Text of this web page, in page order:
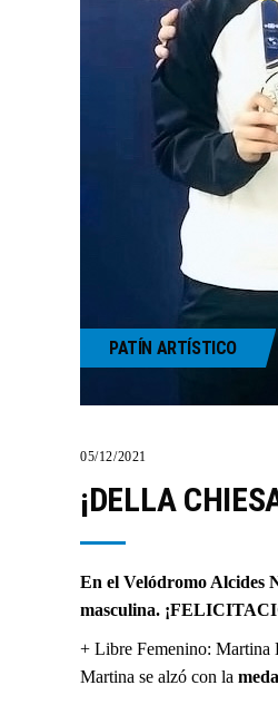
PATÍN ARTÍSTICO
05/12/2021
¡DELLA
En el Velódromo Alcides
masculina.
+ Libre Femenino: Martina
Martina se alzó con la